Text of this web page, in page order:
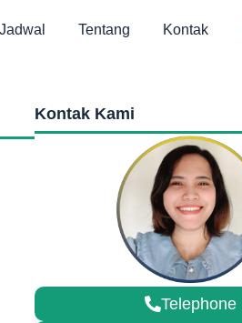
Jadwal Tentang Kontak
Kontak Kami
Telephone